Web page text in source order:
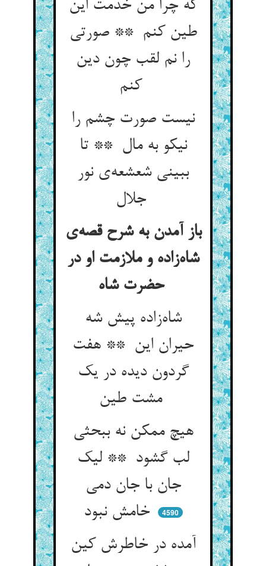
که چرا من خدمت این
طین کنم ** صورتی
را نم لقب چون دین
نیست صورت چشم را
نیکو به مال ** تا
ببینی شعشعه‌ی نور
جلال
باز آمدن به شرح قصه‌ی
شاه‌زاده و ملازمت او در
حضرت شاه
شاه‌زاده پیش شه
حیران این ** هفت
گردون دیده در یک
مشت طین
هیچ ممکن نه ببحثی
لب گشود ** لیک
جان با جان دمی
خامش نبود
4590
آمده در خاطرش کین